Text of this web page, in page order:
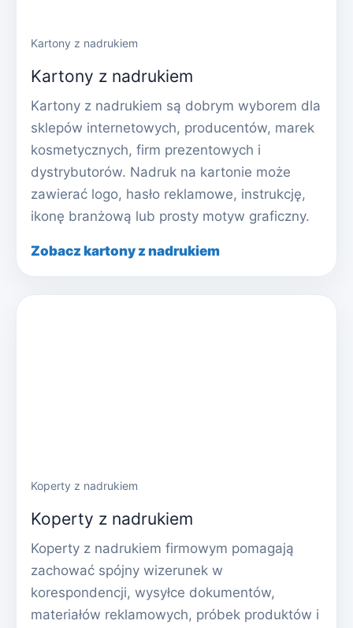
Kartony z nadrukiem
Kartony z nadrukiem
Kartony z nadrukiem są dobrym wyborem dla
sklepów internetowych, producentów, marek
kosmetycznych, firm prezentowych i
dystrybutorów. Nadruk na kartonie może
zawierać logo, hasło reklamowe, instrukcję,
ikonę branżową lub prosty motyw graficzny.
Zobacz kartony z nadrukiem
Koperty z nadrukiem
Koperty z nadrukiem
Koperty z nadrukiem firmowym pomagają
zachować spójny wizerunek w
korespondencji, wysyłce dokumentów,
materiałów reklamowych, próbek produktów i